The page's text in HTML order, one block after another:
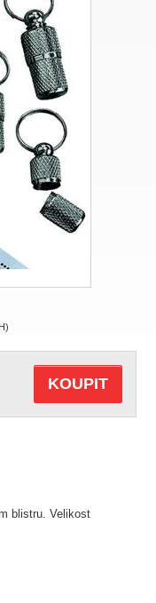
blistru. Velikost
KOUPIT